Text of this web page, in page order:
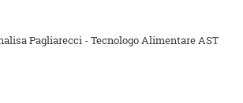
Pagliarecci - Tecnologo Alimentare AST